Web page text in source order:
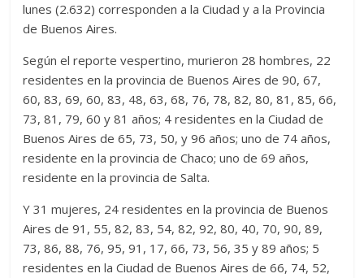
lunes (2.632) corresponden a la Ciudad y a la Provincia
de Buenos Aires.
Según el reporte vespertino, murieron 28 hombres, 22
residentes en la provincia de Buenos Aires de 90, 67,
60, 83, 69, 60, 83, 48, 63, 68, 76, 78, 82, 80, 81, 85, 66,
73, 81, 79, 60 y 81 años; 4 residentes en la Ciudad de
Buenos Aires de 65, 73, 50, y 96 años; uno de 74 años,
residente en la provincia de Chaco; uno de 69 años,
residente en la provincia de Salta.
Y 31 mujeres, 24 residentes en la provincia de Buenos
Aires de 91, 55, 82, 83, 54, 82, 92, 80, 40, 70, 90, 89,
73, 86, 88, 76, 95, 91, 17, 66, 73, 56, 35 y 89 años; 5
residentes en la Ciudad de Buenos Aires de 66, 74, 52,